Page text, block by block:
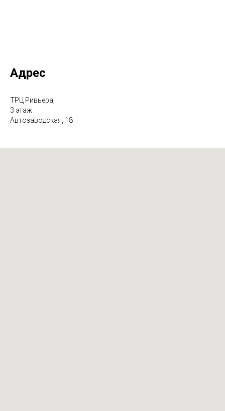
Адрес
ТРЦ Ривьера,
3 этаж
Автозаводская, 18